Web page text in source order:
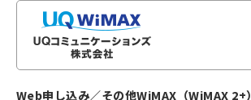
Web申し込み／その他WiMAX（WiMAX 2+）